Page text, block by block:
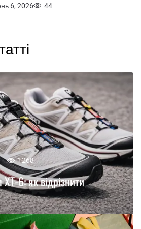
6, 2026 44
1268
6: як відрізнити